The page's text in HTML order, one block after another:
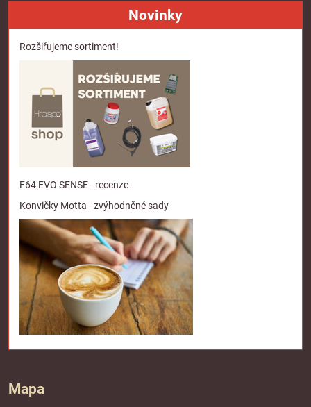
Novinky
Rozšiřujeme sortiment!
F64 EVO SENSE - recenze
Konvičky Motta - zvýhodněné sady
Mapa